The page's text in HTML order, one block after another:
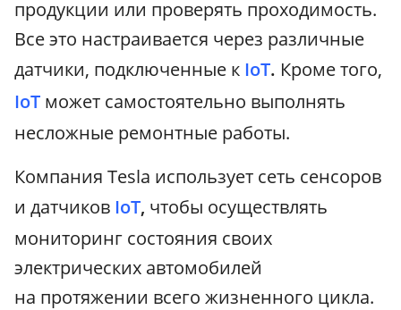
продукции или проверять проходимость.
Все это настраивается через различные
датчики, подключенные к IoT. Кроме того,
IoT может самостоятельно выполнять
несложные ремонтные работы.
Компания Tesla использует сеть сенсоров
и датчиков IoT, чтобы осуществлять
мониторинг состояния своих
электрических автомобилей
на протяжении всего жизненного цикла.